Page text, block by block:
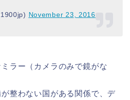
November 23, 2016
ラー（カメラのみで鏡がな
整わない国がある関係で、デ